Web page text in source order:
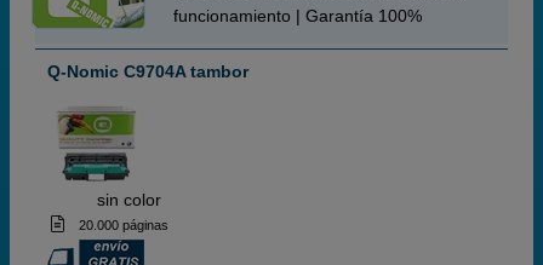
funcionamiento | Garantía 100%
Q-Nomic C9704A tambor
sin color
20.000 páginas